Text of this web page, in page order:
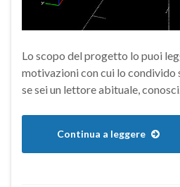
Lo scopo del progetto lo puoi
motivazioni con cui lo condivido
se sei un lettore abituale,
Continua a leggere